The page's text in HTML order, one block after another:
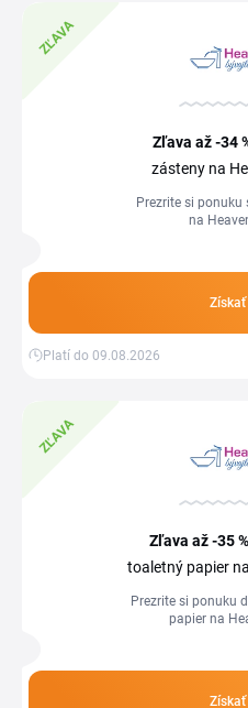
ZĽAVA
Zľava až -34
zásteny na
Prezrite si ponuku
na
Platí do 09.08.2026
ZĽAVA
Zľava až -35 %
toaletný papier
Prezrite si ponuku
papier na